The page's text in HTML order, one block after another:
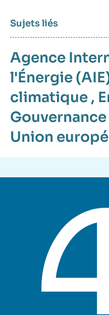
Sujets liés
Agence
l'Énergie
climatique ,
Union